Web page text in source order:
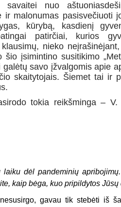
nuo
malonumas pasisvečiuoti
kūrybą, kasdienį
patirčiai, kurios
nieko
įsimintino susitikimo
savo įžvalgomis apie
skaitytojais. Šiemet tai ir
tokia reikšminga –
dėl pandeminių
kaip bėga, kuo pripildytos
gavau tik stebėti iš